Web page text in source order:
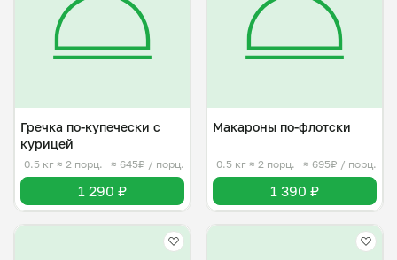
Гречка по-купечески с
курицей
0.5 кг ≈ 2 порц. ≈ 645₽ / порц.
1 290 ₽
Макароны по-флотски
0.5 кг ≈ 2 порц. ≈ 695₽ / порц.
1 390 ₽